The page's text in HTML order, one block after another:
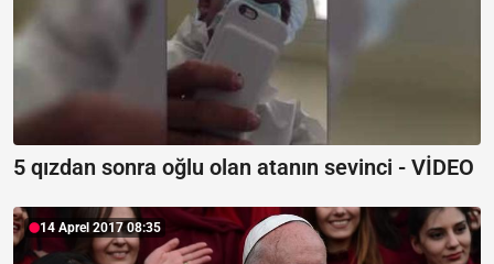
5 qızdan sonra oğlu olan atanın sevinci - VİDEO
14 Aprel 2017 08:35